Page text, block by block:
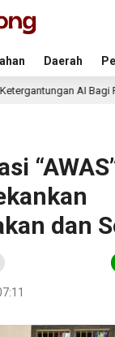
Daerah
AI Bagi Remaja
dan